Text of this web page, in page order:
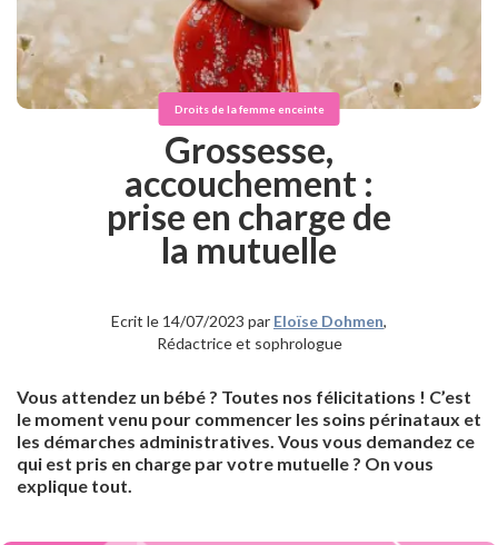
Droits de la femme enceinte
Grossesse,
accouchement :
prise en charge de
la mutuelle
Ecrit le 14/07/2023 par Eloïse Dohmen,
Rédactrice et sophrologue
Vous attendez un bébé ? Toutes nos félicitations ! C’est
le moment venu pour commencer les soins périnataux et
les démarches administratives. Vous vous demandez ce
qui est pris en charge par votre mutuelle ? On vous
explique tout.